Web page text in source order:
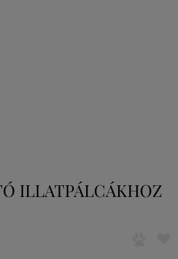
ILLATPÁLCÁKHOZ